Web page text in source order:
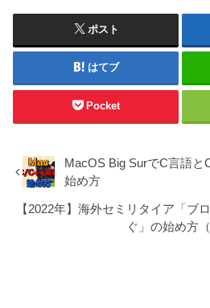
ポスト
はてブ
Pocket
MacOS Big SurでC言語
始め方
【2022年】海外セミリタイア「ブ
ぐ」の始め方